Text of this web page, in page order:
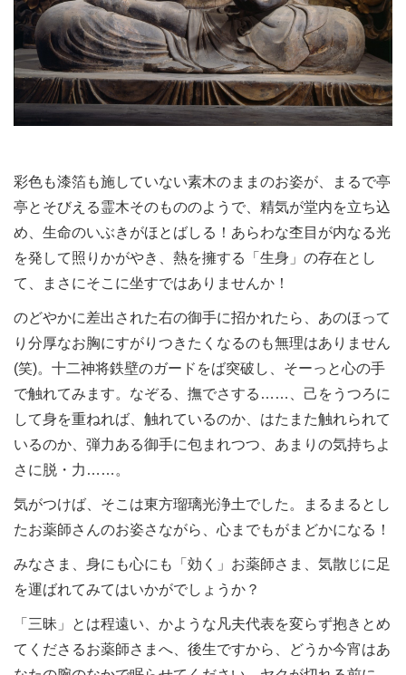
彩色も漆箔も施していない素木のままのお姿が、まるで亭
亭とそびえる霊木そのもののようで、精気が堂内を立ち込
め、生命のいぶきがほとばしる！あらわな杢目が内なる光
を発して照りかがやき、熱を擁する「生身」の存在とし
て、まさにそこに坐すではありませんか！
のどやかに差出された右の御手に招かれたら、あのほって
り分厚なお胸にすがりつきたくなるのも無理はありません
(笑)。十二神将鉄壁のガードをば突破し、そーっと心の手
で触れてみます。なぞる、撫でさする……、己をうつろに
して身を重ねれば、触れているのか、はたまた触れられて
いるのか、弾力ある御手に包まれつつ、あまりの気持ちよ
さに脱・力……。
気がつけば、そこは東方瑠璃光浄土でした。まるまるとし
たお薬師さんのお姿さながら、心までもがまどかになる！
みなさま、身にも心にも「効く」お薬師さま、気散じに足
を運ばれてみてはいかがでしょうか？
「三昧」とは程遠い、かような凡夫代表を変らず抱きとめ
てくださるお薬師さまへ、後生ですから、どうか今宵はあ